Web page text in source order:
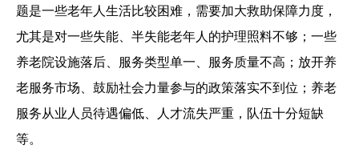
题是一些老年人生活比较困难，需要加大救助保障力度，
尤其是对一些失能、半失能老年人的护理照料不够；一些
养老院设施落后、服务类型单一、服务质量不高；放开养
老服务市场、鼓励社会力量参与的政策落实不到位；养老
服务从业人员待遇偏低、人才流失严重，队伍十分短缺
等。